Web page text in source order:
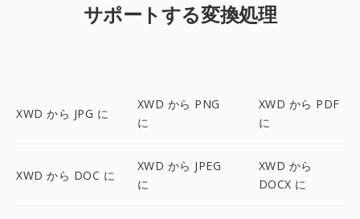
サポートする変換処理
XWD から JPG に
XWD から PNG
に
XWD から PDF
に
XWD から DOC に
XWD から JPEG
に
XWD から
DOCX に